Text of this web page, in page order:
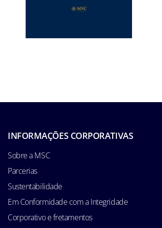
INFORMAÇÕES CORPORATIVAS
Sobre a MSC
Parcerias
Sustentabilidade
Em Conformidade com a Integridade
Corporativo e fretamentos